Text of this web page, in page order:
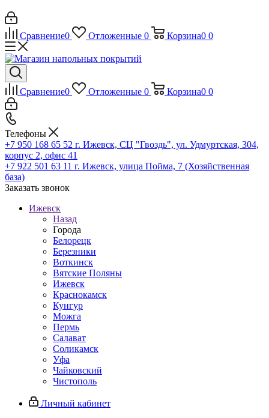
Сравнение0 Отложенные 0 Корзина0 0
Сравнение0 Отложенные 0 Корзина0 0
Телефоны
+7 950 168 65 52 г. Ижевск, СЦ "Гвоздь", ул. Удмуртская, 304,
корпус 2, офис 41
+7 922 501 63 11 г. Ижевск, улица Пойма, 7 (Хозяйственная
база)
Заказать звонок
Ижевск
Назад
Города
Белорецк
Березники
Воткинск
Вятские Поляны
Ижевск
Краснокамск
Кунгур
Можга
Пермь
Салават
Соликамск
Уфа
Чайковский
Чистополь
Личный кабинет